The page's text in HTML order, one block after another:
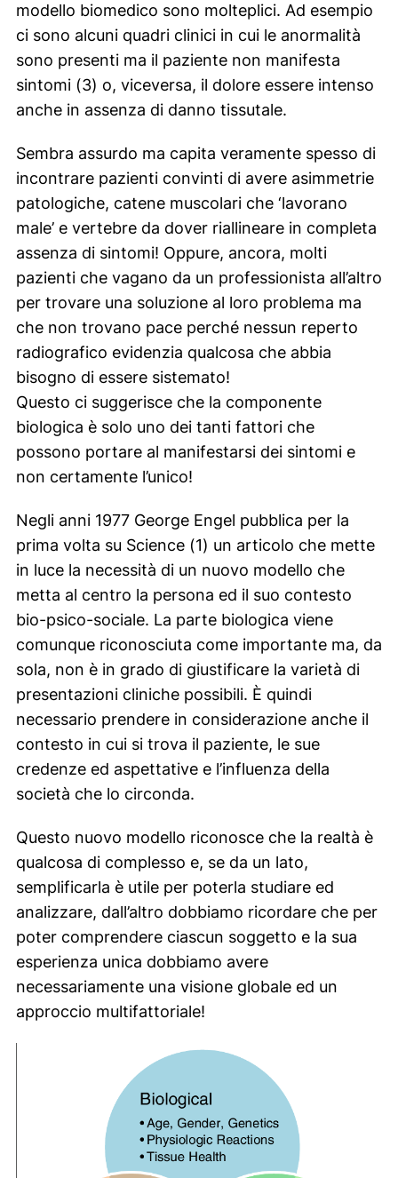
modello biomedico sono molteplici. Ad esempio
ci sono alcuni quadri clinici in cui le anormalità
sono presenti ma il paziente non manifesta
sintomi (3) o, viceversa, il dolore essere intenso
anche in assenza di danno tissutale.
Sembra assurdo ma capita veramente spesso di
incontrare pazienti convinti di avere asimmetrie
patologiche, catene muscolari che ‘lavorano
male’ e vertebre da dover riallineare in completa
assenza di sintomi! Oppure, ancora, molti
pazienti che vagano da un professionista all’altro
per trovare una soluzione al loro problema ma
che non trovano pace perché nessun reperto
radiografico evidenzia qualcosa che abbia
bisogno di essere sistemato!
Questo ci suggerisce che la componente
biologica è solo uno dei tanti fattori che
possono portare al manifestarsi dei sintomi e
non certamente l’unico!
Negli anni 1977 George Engel pubblica per la
prima volta su Science (1) un articolo che mette
in luce la necessità di un nuovo modello che
metta al centro la persona ed il suo contesto
bio-psico-sociale. La parte biologica viene
comunque riconosciuta come importante ma, da
sola, non è in grado di giustificare la varietà di
presentazioni cliniche possibili. È quindi
necessario prendere in considerazione anche il
contesto in cui si trova il paziente, le sue
credenze ed aspettative e l’influenza della
società che lo circonda.
Questo nuovo modello riconosce che la realtà è
qualcosa di complesso e, se da un lato,
semplificarla è utile per poterla studiare ed
analizzare, dall’altro dobbiamo ricordare che per
poter comprendere ciascun soggetto e la sua
esperienza unica dobbiamo avere
necessariamente una visione globale ed un
approccio multifattoriale!